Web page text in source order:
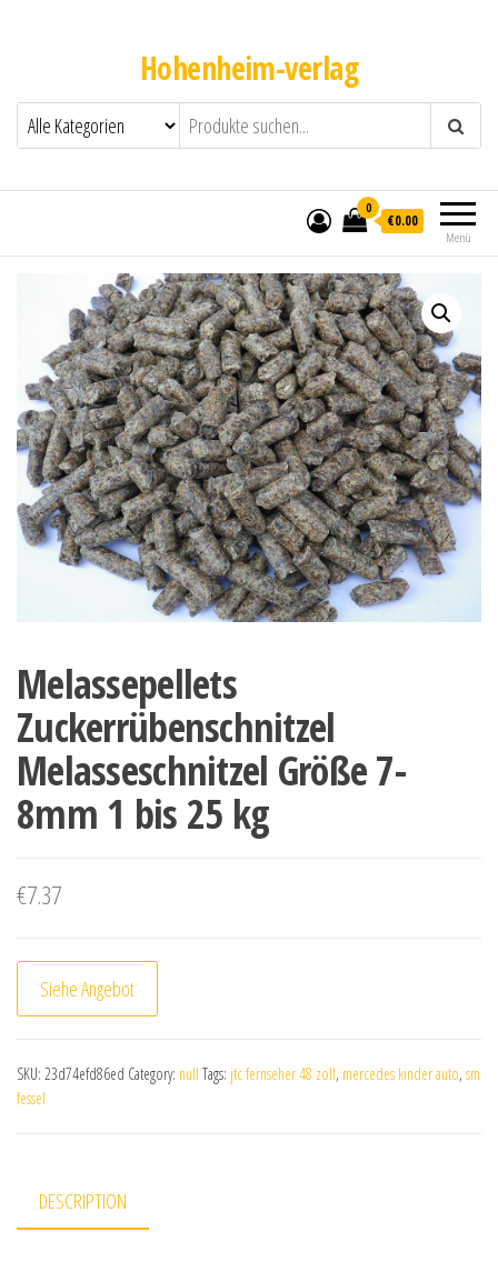
Hohenheim-verlag
Menü
0
€0.00
Melassepellets
Zuckerrübenschnitzel
Melasseschnitzel Größe 7-
8mm 1 bis 25 kg
€7.37
Siehe Angebot
SKU: 23d74efd86ed Category: null Tags: jtc fernseher 48 zoll, mercedes kinder auto, sm
fessel
DESCRIPTION